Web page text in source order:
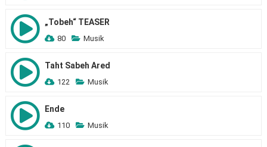
„Tobeh“ TEASER
80 Musik
Taht Sabeh Ared
122 Musik
Ende
110 Musik